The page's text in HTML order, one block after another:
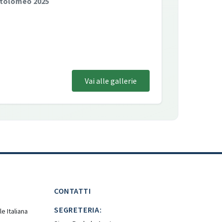
Vai alle gallerie
Italiana
CONTATTI
SEGRETERIA: